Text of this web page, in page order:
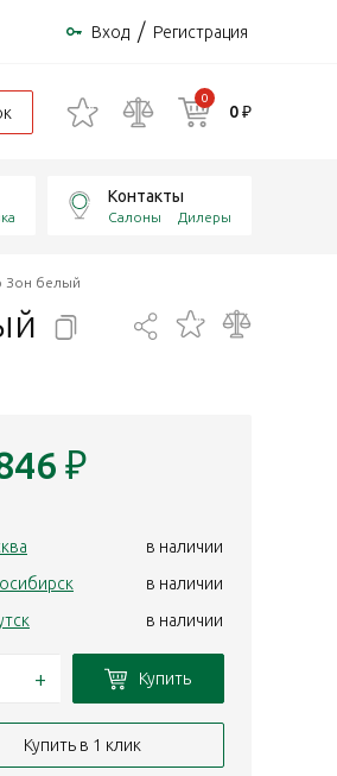
Вход / Регистрация
0
0 ₽
Контакты
Салоны Дилеры
Зон белый
₽
в наличии
в наличии
в наличии
+ Купить
Купить в 1 клик